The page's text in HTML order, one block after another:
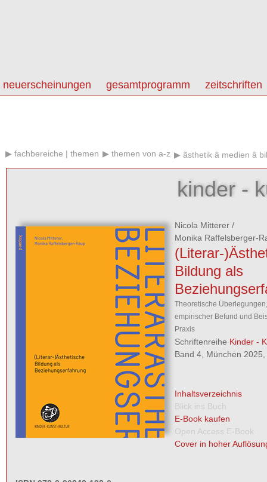
neuerscheinungen gesamtprogramm zeitschriften
fachbereiche | themen themen von a-z ãsthetik â medien â
kinder -
Nicola Mitterer/
Monika Raffelsberger-
(Literar-
Bildung als
Theoretische
empirischer Befund und
Praxis
Schriftenreihe Kinder -
Band 4, München
Inhaltsverzeichnis
Blick ins Buch
E-Book kaufen
Open Access E-Book
Cover in hoher